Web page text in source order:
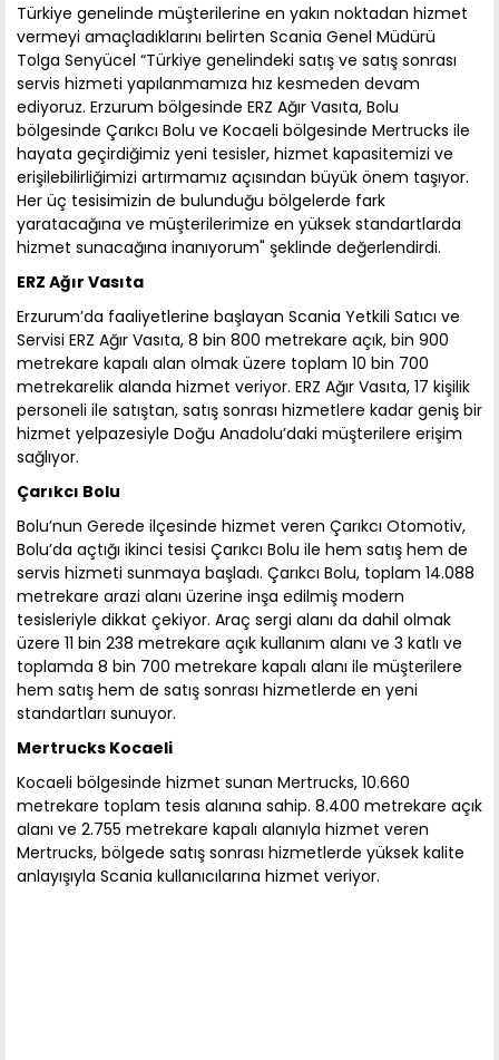
Türkiye genelinde müşterilerine en yakın noktadan hizmet
vermeyi amaçladıklarını belirten Scania Genel Müdürü
Tolga Senyücel “Türkiye genelindeki satış ve satış sonrası
servis hizmeti yapılanmamıza hız kesmeden devam
ediyoruz. Erzurum bölgesinde ERZ Ağır Vasıta, Bolu
bölgesinde Çarıkcı Bolu ve Kocaeli bölgesinde Mertrucks ile
hayata geçirdiğimiz yeni tesisler, hizmet kapasitemizi ve
erişilebilirliğimizi artırmamız açısından büyük önem taşıyor.
Her üç tesisimizin de bulunduğu bölgelerde fark
yaratacağına ve müşterilerimize en yüksek standartlarda
hizmet sunacağına inanıyorum" şeklinde değerlendirdi.
ERZ Ağır Vasıta
Erzurum’da faaliyetlerine başlayan Scania Yetkili Satıcı ve
Servisi ERZ Ağır Vasıta, 8 bin 800 metrekare açık, bin 900
metrekare kapalı alan olmak üzere toplam 10 bin 700
metrekarelik alanda hizmet veriyor. ERZ Ağır Vasıta, 17 kişilik
personeli ile satıştan, satış sonrası hizmetlere kadar geniş bir
hizmet yelpazesiyle Doğu Anadolu’daki müşterilere erişim
sağlıyor.
Çarıkcı Bolu
Bolu’nun Gerede ilçesinde hizmet veren Çarıkcı Otomotiv,
Bolu’da açtığı ikinci tesisi Çarıkcı Bolu ile hem satış hem de
servis hizmeti sunmaya başladı. Çarıkcı Bolu, toplam 14.088
metrekare arazi alanı üzerine inşa edilmiş modern
tesisleriyle dikkat çekiyor. Araç sergi alanı da dahil olmak
üzere 11 bin 238 metrekare açık kullanım alanı ve 3 katlı ve
toplamda 8 bin 700 metrekare kapalı alanı ile müşterilere
hem satış hem de satış sonrası hizmetlerde en yeni
standartları sunuyor.
Mertrucks Kocaeli
Kocaeli bölgesinde hizmet sunan Mertrucks, 10.660
metrekare toplam tesis alanına sahip. 8.400 metrekare açık
alanı ve 2.755 metrekare kapalı alanıyla hizmet veren
Mertrucks, bölgede satış sonrası hizmetlerde yüksek kalite
anlayışıyla Scania kullanıcılarına hizmet veriyor.